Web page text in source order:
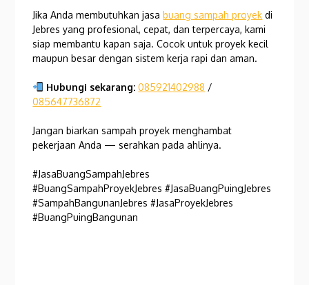
Jika Anda membutuhkan jasabuang sampah proyek di
Jebres yang profesional, cepat, dan terpercaya, kami
siap membantu kapan saja. Cocok untuk proyek kecil
maupun besar dengan sistem kerja rapi dan aman.
Hubungi sekarang: 085921402988 /
085647736872
Jangan biarkan sampah proyek menghambat
pekerjaan Anda — serahkan pada ahlinya.
#JasaBuangSampahJebres
#BuangSampahProyekJebres #JasaBuangPuingJebres
#SampahBangunanJebres #JasaProyekJebres
#BuangPuingBangunan